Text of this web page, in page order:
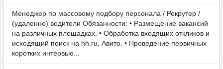
Менеджер по массовому подбору персонала / Рекрутер /
(удаленно) водители Обязанности: • Размещение вакансий
на различных площадках. • Обработка входящих откликов и
исходящий поиск на hh.ru, Авито. • Проведение первичных
коротких интервью...